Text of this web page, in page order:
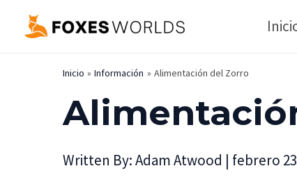
Inicio Información Alimentación del Zorro
Written By:Adam Atwood | febrero